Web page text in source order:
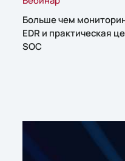
Больше чем
EDR и практическая
SOC